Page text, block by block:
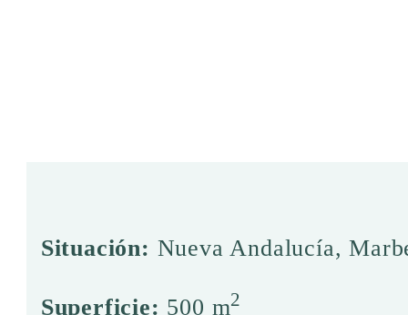
Situación: Nueva Andalucía,
Superficie: 500 m2